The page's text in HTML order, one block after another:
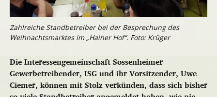
Zahlreiche Standbetreiber bei der Besprechung des
Weihnachtsmarktes im „Hainer Hof“. Foto: Krüger
Die Interessengemeinschaft Sossenheimer
Gewerbetreibender, ISG und ihr Vorsitzender, Uwe
Ciemer, können mit Stolz verkünden, dass sich bisher